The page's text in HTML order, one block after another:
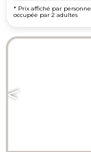
* Prix affiché par
occupée par 2 adultes